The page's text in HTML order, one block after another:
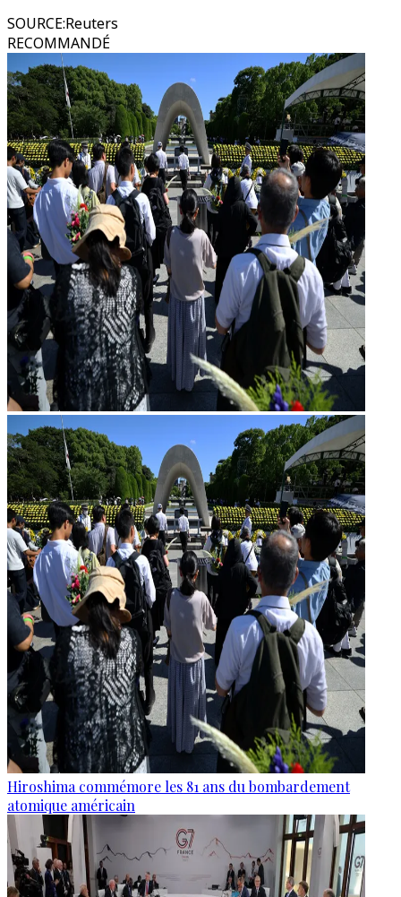
SOURCE:Reuters
RECOMMANDÉ
Hiroshima commémore les 81 ans du bombardement
atomique américain